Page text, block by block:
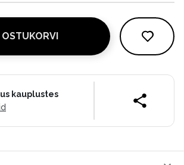
OSTUKORVI
kauplustes